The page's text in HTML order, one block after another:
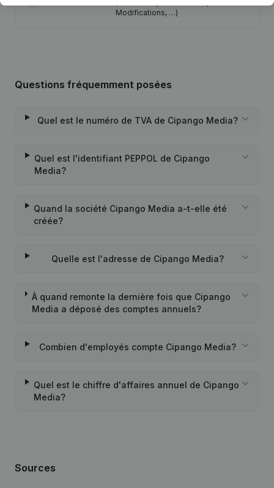
Modifications, …)
Questions fréquemment posées
Quel est le numéro de TVA de Cipango Media?
Quel est l'identifiant PEPPOL de Cipango
Media?
Quand la société Cipango Media a-t-elle été
créée?
Quelle est l'adresse de Cipango Media?
À quand remonte la dernière fois que Cipango
Media a déposé des comptes annuels?
Combien d'employés compte Cipango Media?
Quel est le chiffre d'affaires annuel de Cipango
Media?
Sources